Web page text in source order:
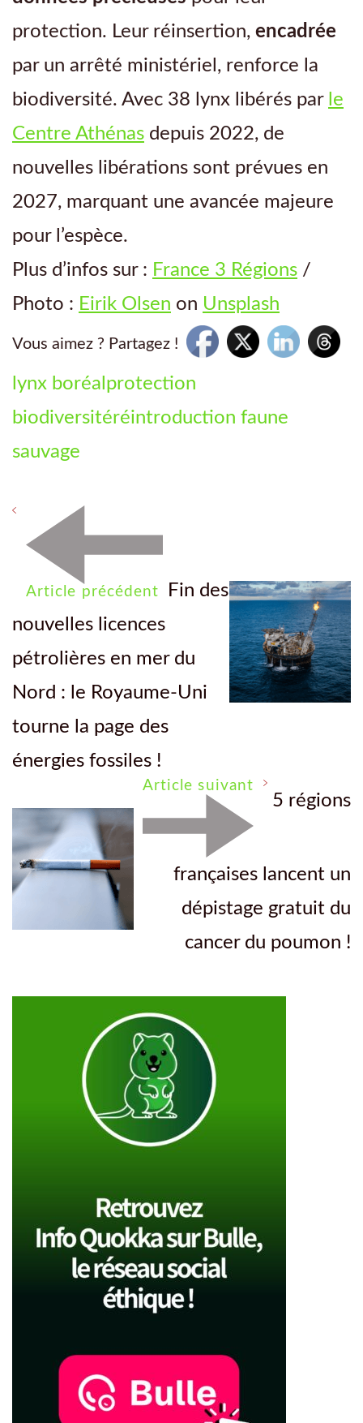
protection. Leur réinsertion, encadrée
par un arrêté ministériel, renforce la
biodiversité. Avec 38 lynx libérés par le
Centre Athénas depuis 2022, de
nouvelles libérations sont prévues en
2027, marquant une avancée majeure
pour l’espèce.
Plus d’infos sur : France 3 Régions /
Photo : Eirik Olsen on Unsplash
Vous aimez ? Partagez !
lynx boréal protection
biodiversitéréintroduction faune
sauvage
Article précédent
Fin des
nouvelles licences
pétrolières en mer du
Nord : le Royaume-Uni
tourne la page des
énergies fossiles !
Article suivant
5 régions
françaises lancent un
dépistage gratuit du
cancer du poumon !